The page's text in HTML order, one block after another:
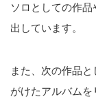
ソロとしての作品
出しています。
また、次の作品
がけたアルバムを